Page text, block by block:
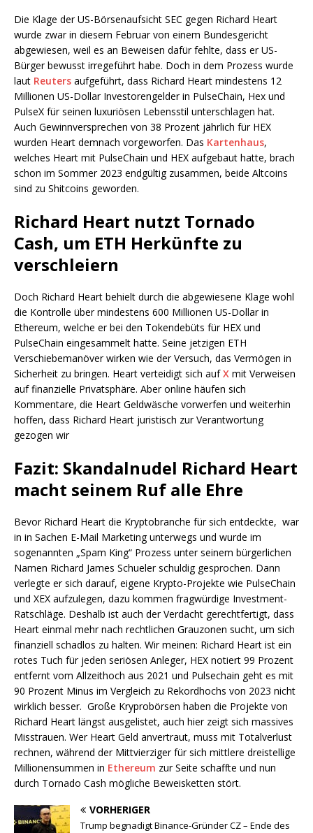
Die Klage der US-Börsenaufsicht SEC gegen Richard Heart
wurde zwar in diesem Februar von einem Bundesgericht
abgewiesen, weil es an Beweisen dafür fehlte, dass er US-
Bürger bewusst irregeführt habe. Doch in dem Prozess wurde
laut Reuters aufgeführt, dass Richard Heart mindestens 12
Millionen US-Dollar Investorengelder in PulseChain, Hex und
PulseX für seinen luxuriösen Lebensstil unterschlagen hat.
Auch Gewinnversprechen von 38 Prozent jährlich für HEX
wurden Heart demnach vorgeworfen. Das Kartenhaus,
welches Heart mit PulseChain und HEX aufgebaut hatte, brach
schon im Sommer 2023 endgültig zusammen, beide Altcoins
sind zu Shitcoins geworden.
Richard Heart nutzt Tornado
Cash, um ETH Herkünfte zu
verschleiern
Doch Richard Heart behielt durch die abgewiesene Klage wohl
die Kontrolle über mindestens 600 Millionen US-Dollar in
Ethereum, welche er bei den Tokendebüts für HEX und
PulseChain eingesammelt hatte. Seine jetzigen ETH
Verschiebemanöver wirken wie der Versuch, das Vermögen in
Sicherheit zu bringen. Heart verteidigt sich aufX mit Verweisen
auf finanzielle Privatsphäre. Aber online häufen sich
Kommentare, die Heart Geldwäsche vorwerfen und weiterhin
hoffen, dass Richard Heart juristisch zur Verantwortung
gezogen wir
Fazit: Skandalnudel Richard Heart
macht seinem Ruf alle Ehre
Bevor Richard Heart die Kryptobranche für sich entdeckte, war
in in Sachen E-Mail Marketing unterwegs und wurde im
sogenannten „Spam King“ Prozess unter seinem bürgerlichen
Namen Richard James Schueler schuldig gesprochen. Dann
verlegte er sich darauf, eigene Krypto-Projekte wie PulseChain
und XEX aufzulegen, dazu kommen fragwürdige Investment-
Ratschläge. Deshalb ist auch der Verdacht gerechtfertigt, dass
Heart einmal mehr nach rechtlichen Grauzonen sucht, um sich
finanziell schadlos zu halten. Wir meinen: Richard Heart ist ein
rotes Tuch für jeden seriösen Anleger, HEX notiert 99 Prozent
entfernt vom Allzeithoch aus 2021 und Pulsechain geht es mit
90 Prozent Minus im Vergleich zu Rekordhochs von 2023 nicht
wirklich besser. Große Kryprobörsen haben die Projekte von
Richard Heart längst ausgelistet, auch hier zeigt sich massives
Misstrauen. Wer Heart Geld anvertraut, muss mit Totalverlust
rechnen, während der Mittvierziger für sich mittlere dreistellige
Millionensummen in Ethereum zur Seite schaffte und nun
durch Tornado Cash mögliche Beweisketten stört.
VORHERIGER
Trump begnadigt Binance-Gründer CZ – Ende des